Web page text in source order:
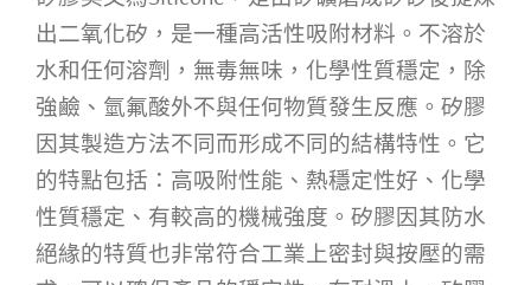
出二氧化矽，是一種高活性吸附材料。不溶於
水和任何溶劑，無毒無味，化學性質穩定，除
強鹼、氫氟酸外不與任何物質發生反應。矽膠
因其製造方法不同而形成不同的結構特性。它
的特點包括：高吸附性能、熱穩定性好、化學
性質穩定、有較高的機械強度。矽膠因其防水
絕緣的特質也非常符合工業上密封與按壓的需